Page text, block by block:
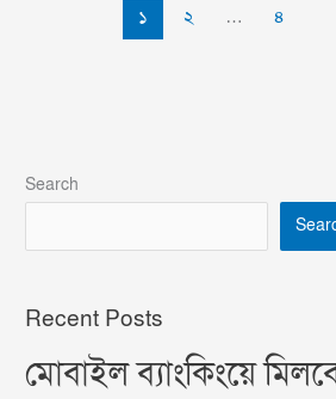
১ ২ … ৪
Search
Recent Posts
মোবাইল ব্যাংকিংয়ে